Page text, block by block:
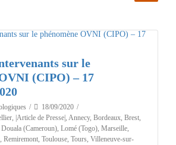
sur le
(CIPO) – 17
18/09/2020
, |Article de Presse|, Annecy, Bordeaux, Brest,
Douala (Cameroun), Lomé (Togo), Marseille,
, Remiremont, Toulouse, Tours, Villeneuve-sur-